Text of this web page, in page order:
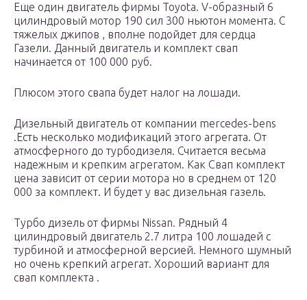
Еще один двигатель фирмы Toyota. V-образный 6
цилиндровый мотор 190 сил 300 ньютон момента. С
тяжелых джипов , вполне подойдет для сердца
Газели. Данный двигатель и комплект свап
начинается от 100 000 руб.
Плюсом этого свапа будет налог на лошади.
Дизельный двигатель от компании mercedes-bens
.Есть несколько модификаций этого агрегата. От
атмосферного до турбодизеля. Считается весьма
надежным и крепким агрегатом. Как Свап комплект
цена зависит от серии мотора но в среднем от 120
000 за комплект. И будет у вас дизельная газель.
Турбо дизель от фирмы Nissan. Рядный 4
цилиндровый двигатель 2.7 литра 100 лошадей с
турбиной и атмосферной версией. Немного шумный
но очень крепкий агрегат. Хороший вариант для
свап комплекта .